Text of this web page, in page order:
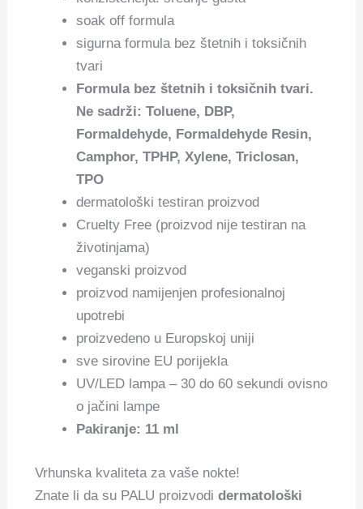
soak off formula
sigurna formula bez štetnih i toksičnih
tvari
Formula bez štetnih i toksičnih tvari.
Ne sadrži: Toluene, DBP,
Formaldehyde, Formaldehyde Resin,
Camphor, TPHP, Xylene, Triclosan,
TPO
dermatološki testiran proizvod
Cruelty Free (proizvod nije testiran na
životinjama)
veganski proizvod
proizvod namijenjen profesionalnoj
upotrebi
proizvedeno u Europskoj uniji
sve sirovine EU porijekla
UV/LED lampa – 30 do 60 sekundi ovisno
o jačini lampe
Pakiranje: 11 ml
Vrhunska kvaliteta za vaše nokte!
Znate li da su PALU proizvodidermatološki